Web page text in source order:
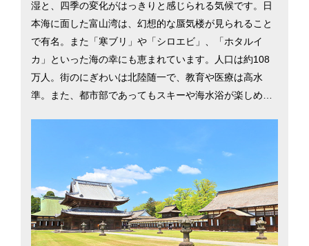
湿と、四季の変化がはっきりと感じられる気候です。日
本海に面した富山湾は、幻想的な蜃気楼が見られること
で有名。また「寒ブリ」や「シロエビ」、「ホタルイ
カ」といった海の幸にも恵まれています。人口は約108
万人。街のにぎわいは北陸随一で、教育や医療は高水
準。また、都市部であってもスキーや海水浴が楽しめる
地ランキング（2017年）では10位にランクインしていま
す。そんな富山県の移住に役立つ情報を、富山市と高岡
市を中心に紹介します。